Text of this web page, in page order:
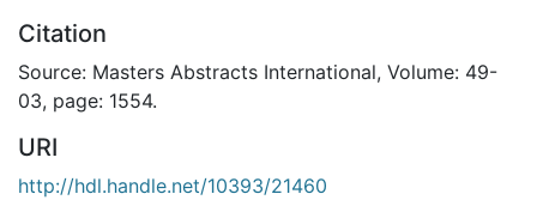
Citation
Source: Masters Abstracts International, Volume: 49-
03, page: 1554.
URI
http://hdl.handle.net/10393/21460